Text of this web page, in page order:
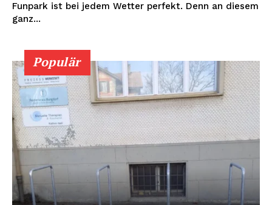
Funpark ist bei jedem Wetter perfekt. Denn an diesem
ganz...
Populär